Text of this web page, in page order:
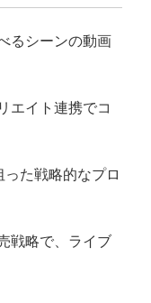
るシーンの動画
エイト連携でコ
た戦略的なプロ
戦略で、ライブ